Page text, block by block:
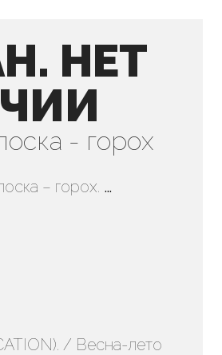
НЕТ
- горох
– горох. …
/ Весна-лето